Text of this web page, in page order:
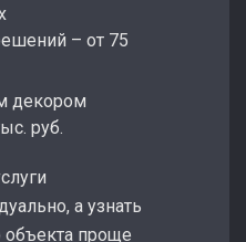
– от 75
декором
руб.
а узнать
объекта проще